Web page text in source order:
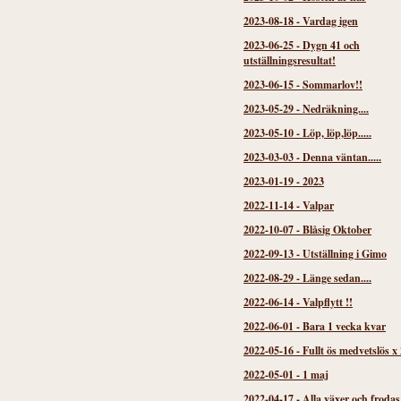
2023-08-18-Vardag igen
2023-06-25-Dygn 41 och
utställningsresultat!
2023-06-15-Sommarlov!!
2023-05-29-Nedräkning....
2023-05-10-Löp, löp,löp.....
2023-03-03-Denna väntan.....
2023-01-19-2023
2022-11-14-Valpar
2022-10-07-Blåsig Oktober
2022-09-13-Utställning i Gimo
2022-08-29-Länge sedan....
2022-06-14-Valpflytt !!
2022-06-01 -Bara 1 vecka kvar
2022-05-16-Fullt ös medvetslös x
2022-05-01 - 1 maj